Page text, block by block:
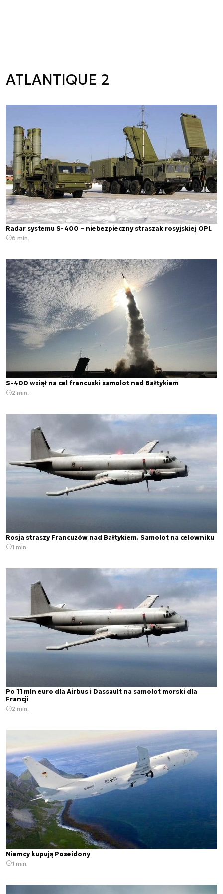
ATLANTIQUE 2
Radar systemu S-400 – niebezpieczny straszak rosyjskiej OPL
6 min.
S-400 wziął na cel francuski samolot nad Bałtykiem
2 min.
Rosja straszy Francuzów nad Bałtykiem. Samolot na celowniku
1 min.
Po 11 mln euro dla Airbus i Dassault na samolot morski dla
Francji
2 min.
Niemcy kupują Poseidony
1 min.